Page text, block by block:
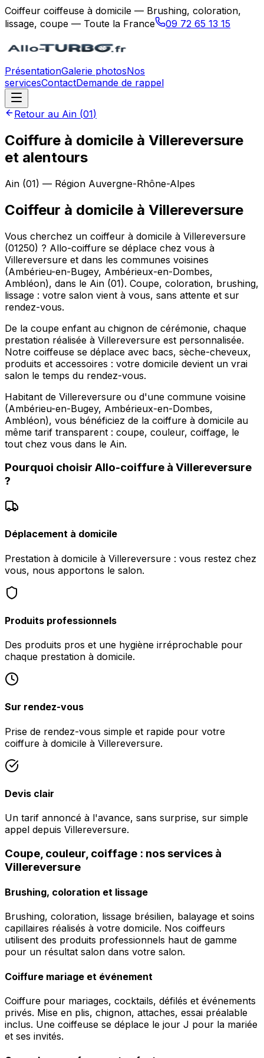
Coiffeur coiffeuse à domicile — Brushing, coloration,
lissage, coupe — Toute la France
09 72 65 13 15
PrésentationGalerie photosNos
servicesContactDemande de rappel
Retour au Ain (01)
Coiffure à domicile à Villereversure
et alentours
Ain (01) — Région Auvergne-Rhône-Alpes
Coiffeur à domicile à Villereversure
Vous cherchez un coiffeur à domicile à Villereversure
(01250) ? Allo-coiffure se déplace chez vous à
Villereversure et dans les communes voisines
(Ambérieu-en-Bugey, Ambérieux-en-Dombes,
Ambléon), dans le Ain (01). Coupe, coloration, brushing,
lissage : votre salon vient à vous, sans attente et sur
rendez-vous.
De la coupe enfant au chignon de cérémonie, chaque
prestation réalisée à Villereversure est personnalisée.
Notre coiffeuse se déplace avec bacs, sèche-cheveux,
produits et accessoires : votre domicile devient un vrai
salon le temps du rendez-vous.
Habitant de Villereversure ou d'une commune voisine
(Ambérieu-en-Bugey, Ambérieux-en-Dombes,
Ambléon), vous bénéficiez de la coiffure à domicile au
même tarif transparent : coupe, couleur, coiffage, le
tout chez vous dans le Ain.
Pourquoi choisir Allo-coiffure à Villereversure
?
Déplacement à domicile
Prestation à domicile à Villereversure : vous restez chez
vous, nous apportons le salon.
Produits professionnels
Des produits pros et une hygiène irréprochable pour
chaque prestation à domicile.
Sur rendez-vous
Prise de rendez-vous simple et rapide pour votre
coiffure à domicile à Villereversure.
Devis clair
Un tarif annoncé à l'avance, sans surprise, sur simple
appel depuis Villereversure.
Coupe, couleur, coiffage : nos services à
Villereversure
Brushing, coloration et lissage
Brushing, coloration, lissage brésilien, balayage et soins
capillaires réalisés à votre domicile. Nos coiffeurs
utilisent des produits professionnels haut de gamme
pour un résultat salon dans votre salon.
Coiffure mariage et événement
Coiffure pour mariages, cocktails, défilés et événements
privés. Mise en plis, chignon, attaches, essai préalable
inclus. Une coiffeuse se déplace le jour J pour la mariée
et ses invités.